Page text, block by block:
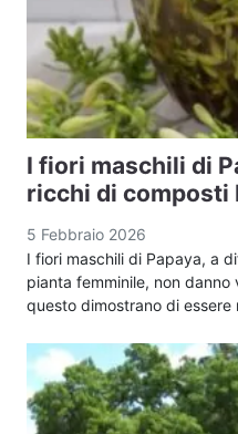
I fiori maschili di
ricchi di composti
5 Febbraio 2026
I fiori maschili di Papaya, a
pianta femminile, non
questo dimostrano di